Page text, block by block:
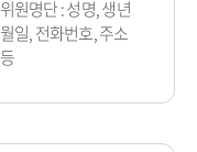
위원명단 : 성명, 생년
월일, 전화번호, 주소
등